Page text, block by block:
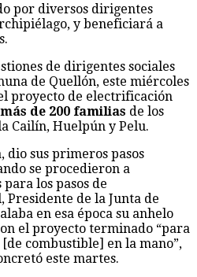
proyecto
de
energía
eléctrica
en
isla
Cailín,
Quellón
por diversos dirigentes
y beneficiará a
de dirigentes sociales
de ‪‎Quellón, este miércoles
proyecto de electrificación
de 200 familias de los
Cailín, Huelpún y Pelu.
dio sus primeros pasos
se procedieron a
los pasos de
Presidente de la Junta de
en esa época su anhelo
el proyecto terminado “para
combustible] en la mano”,
este martes.